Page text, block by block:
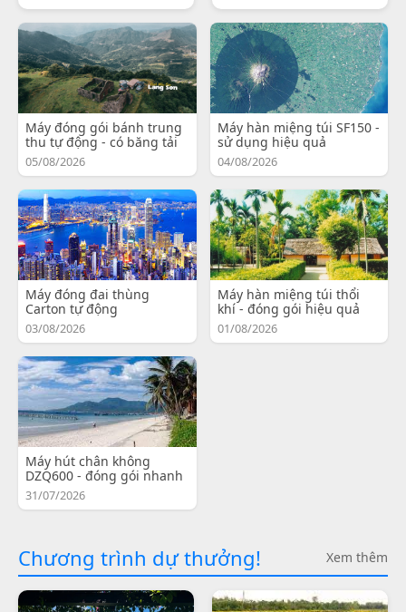
Máy đóng gói bánh trung
thu tự động - có băng tải
05/08/2026
Máy hàn miệng túi SF150 -
sử dụng hiệu quả
04/08/2026
Máy đóng đai thùng
Carton tự động
03/08/2026
Máy hàn miệng túi thổi
khí - đóng gói hiệu quả
01/08/2026
Máy hút chân không
DZQ600 - đóng gói nhanh
31/07/2026
Chương trình dự thưởng! Xem thêm